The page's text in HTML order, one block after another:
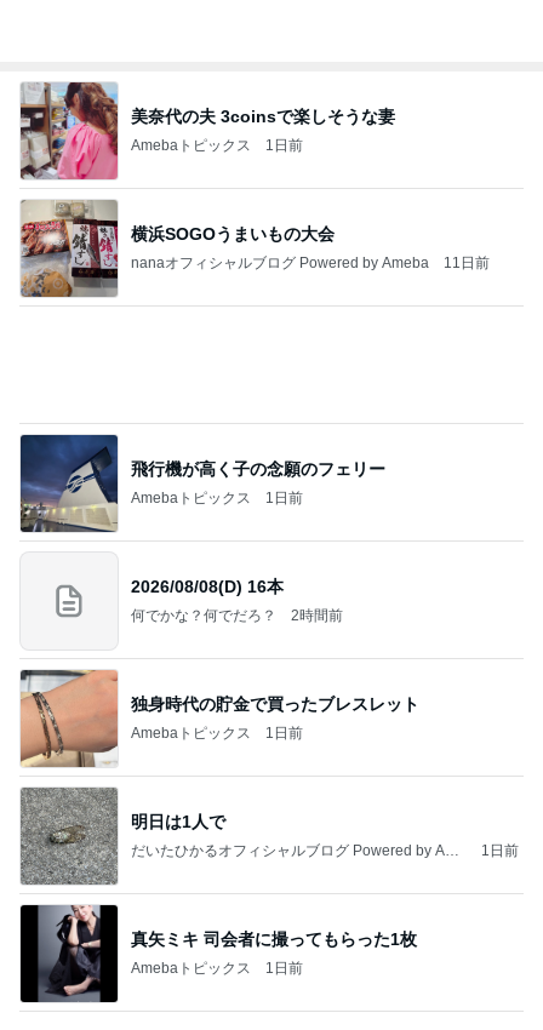
美奈代の夫 3coinsで楽しそうな妻
Amebaトピックス 1日前
横浜SOGOうまいもの大会
nanaオフィシャルブログ Powered by Ameba 11日前
飛行機が高く子の念願のフェリー
Amebaトピックス 1日前
2026/08/08(D) 16本
何でかな？何でだろ？ 2時間前
独身時代の貯金で買ったブレスレット
Amebaトピックス 1日前
明日は1人で
だいたひかるオフィシャルブログ Powered by Ame
1日前
真矢ミキ 司会者に撮ってもらった1枚
Amebaトピックス 1日前